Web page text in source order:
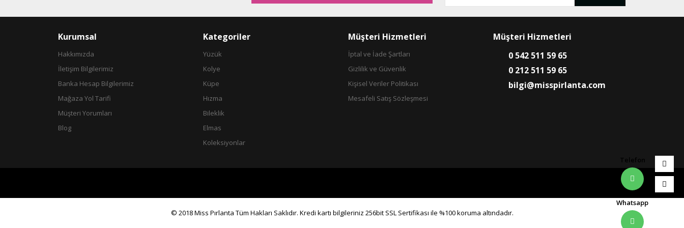
Kurumsal
Hakkımızda
İletişim Bilgilerimiz
Banka Hesap Bilgilerimiz
Mağaza Yol Tarifi
Müşteri Yorumları
Blog
Kategoriler
Yüzük
Kolye
Küpe
Hızma
Bileklik
Elmas
Koleksiyonlar
Müşteri Hizmetleri
İptal ve İade Şartları
Gizlilik ve Güvenlik
Kişisel Veriler Politikası
Mesafeli Satış Sözleşmesi
Müşteri Hizmetleri
0 542 511 59 65
0 212 511 59 65
bilgi@misspirlanta.com
© 2018 Miss Pırlanta Tüm Hakları Saklıdır. Kredi kartı bilgileriniz 256bit SSL Sertifikası ile %100 koruma altındadır.
Whatsapp